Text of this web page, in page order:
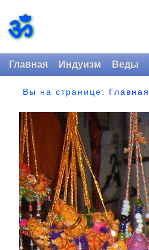
ॐ
Главная Индуизм Веды
Вы на странице: Главная